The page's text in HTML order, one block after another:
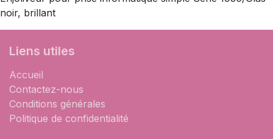
noir, brillant
Liens utiles
Accueil
Contactez-nous
Conditions générales
Politique de confidentialité